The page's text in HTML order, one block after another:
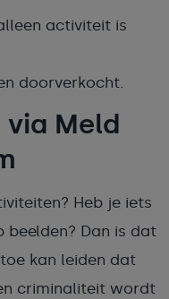
activiteit is
doorverkocht.
via Meld
Heb je iets
beelden? Dan is dat
kan leiden dat
criminaliteit wordt